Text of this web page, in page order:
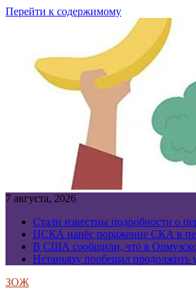
Перейти к содержимому
7 августа, 2026
Стали известны подробности о
ЦСКА нанёс поражение СКА в
В США сообщили, что в
Нетаньяху пообещал продолжить
ЗОЖ